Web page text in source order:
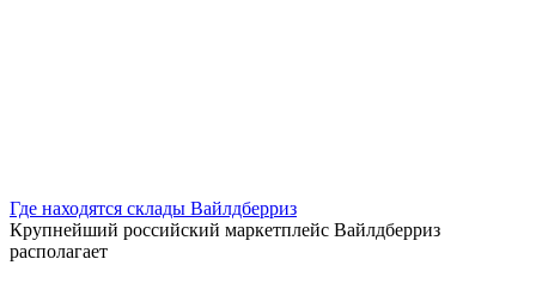
Где находятся склады Вайлдберриз
Крупнейший российский маркетплейс Вайлдберриз
располагает